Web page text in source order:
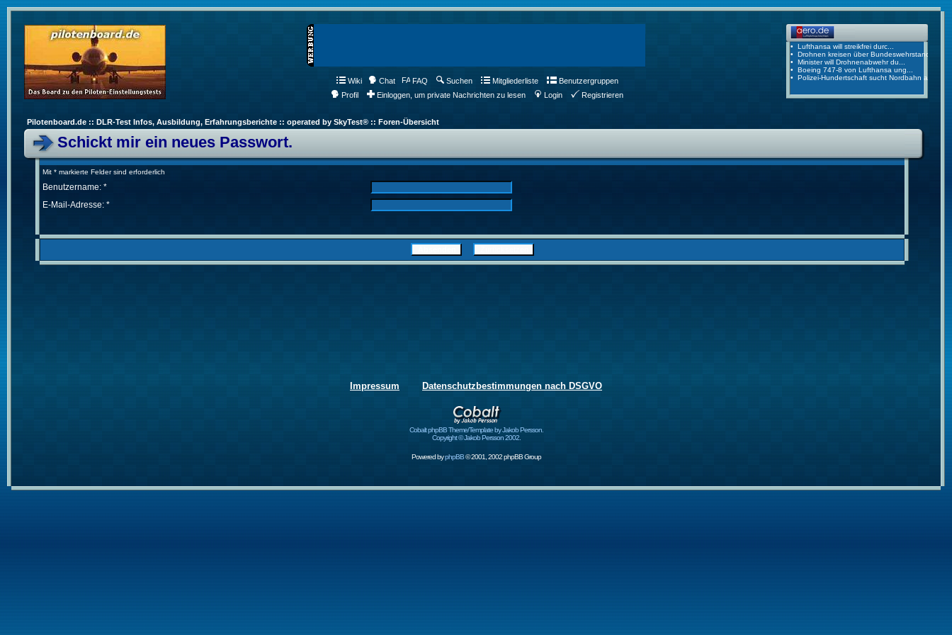
Wiki Chat FAQ Suchen Mitgliederliste
Benutzergruppen
Profil
Einloggen, um private Nachrichten zu lesen Login Registrieren
Pilotenboard.de :: DLR-Test Infos, Ausbildung, Erfahrungsberichte :: operated by SkyTest® :: Foren-Übersicht
Schickt mir ein neues Passwort.
Mit * markierte Felder sind erforderlich
Benutzername: *
E-Mail-Adresse: *
Impressum Datenschutzbestimmungen nach DSGVO
Cobalt phpBB Theme/Template by Jakob Persson.
Copyright © Jakob Persson 2002.
Powered byphpBB© 2001, 2002 phpBB Group